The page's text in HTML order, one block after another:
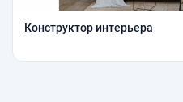
Конструктор интерьера